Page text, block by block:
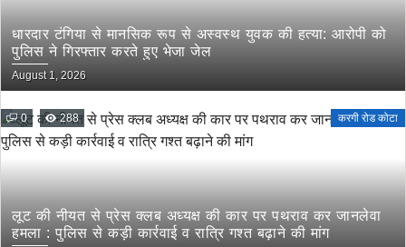
धारदार टंगिया से मानसिक रूप से अस्वस्थ युवक की हत्या: आरोपी को
पुलिस ने गिरफ्तार करते हुए भेजा जेल
August 1, 2026
0 288 करगी रोड कोटा
लूट की नीयत से प्रेस क्लब अध्यक्ष की कार पर पथराव कर जानलेवा
हमला : पुलिस से कड़ी कार्रवाई व रात्रि गश्त बढ़ाने की मांग